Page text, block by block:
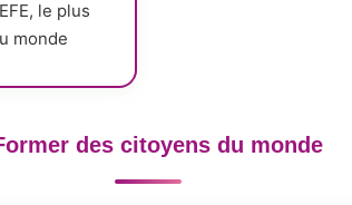
le plus
monde
des citoyens du monde